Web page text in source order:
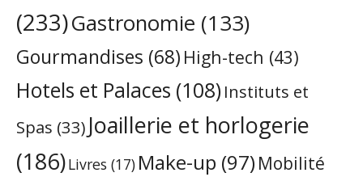
(233)Gastronomie (133)
Gourmandises (68) High-tech (43)
Hotels et Palaces (108) Instituts et
Spas (33) Joaillerie et horlogerie
(186)Livres (17) Make-up (97) Mobilité